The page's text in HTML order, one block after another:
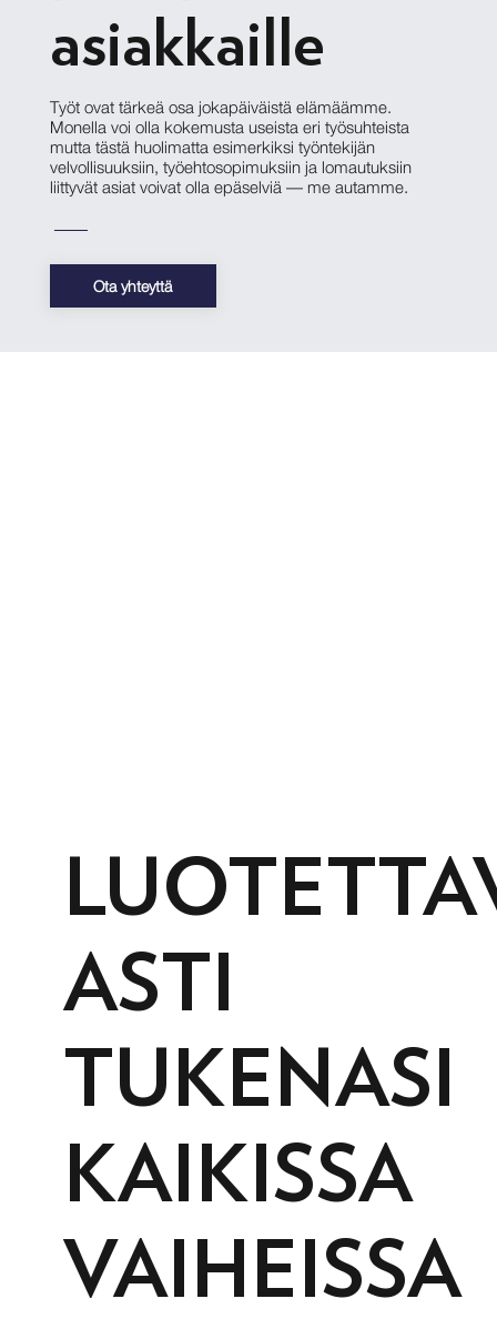
ASTI
TUKENASI
KAIKISSA
VAIHEISSA
asiakkaille
Työt ovat tärkeä osa jokapäiväistä elämäämme.
Monella voi olla kokemusta useista eri työsuhteista
mutta tästä huolimatta esimerkiksi työntekijän
velvollisuuksiin, työehtosopimuksiin ja lomautuksiin
liittyvät asiat voivat olla epäselviä — me autamme.
Ota yhteyttä